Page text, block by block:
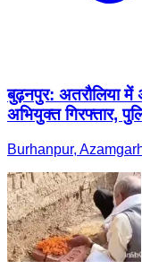
बुढ़नपुर: अतरौलिया
अभियुक्त गिरफ्तार,
Burhanpur,